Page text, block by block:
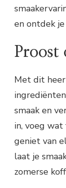
en ontdek
Proost
Met dit
smaak en
in, voeg
geniet van
laat je
zomerse